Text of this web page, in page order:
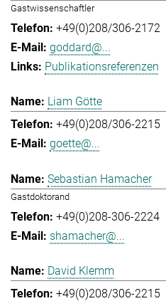
Gastwissenschaftler
+49(0)208/306-2172
goddard@...
Publikationsreferenzen
Liam Götte
+49(0)208/306-2215
goette@...
Sebastian Hamacher
Gastdoktorand
+49(0)208-306-2224
shamacher@...
David Klemm
+49(0)208/306-2215